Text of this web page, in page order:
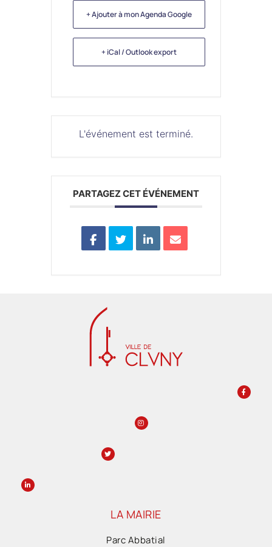
+ Ajouter à mon Agenda Google
+ iCal / Outlook export
L'événement est terminé.
PARTAGEZ CET ÉVÉNEMENT
LA MAIRIE
Parc Abbatial